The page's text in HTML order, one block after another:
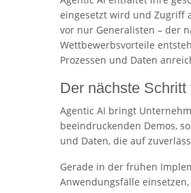
eingesetzt wird und Zugriff
vor nur Generalisten – der
Wettbewerbsvorteile
Prozessen und Daten
Der nächste
Agentic AI bringt
beeindruckenden Demos,
und Daten, die auf
Gerade in der frühen
Anwendungsfälle